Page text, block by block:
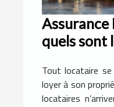
Assurance
quels sont
Tout locataire
loyer à son
locataires